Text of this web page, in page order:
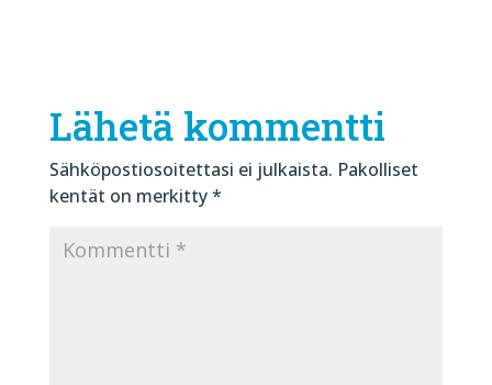
Lähetä kommentti
Sähköpostiosoitettasi ei julkaista. Pakolliset
kentät on merkitty*